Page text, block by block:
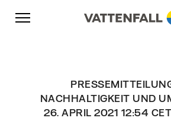
Überspringen
Zurück zur Hauptnavigation
Gehe zur Fußzeile
NACHHALTIGKEIT UND
26. APRIL 2021 12:54 CET
Zurück zur Hauptnavigation